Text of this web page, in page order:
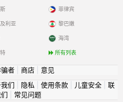
利亚
菲律宾
黎巴嫩
海湾
所有列表
者| 商店| 意见
们 隐私 使用条款| 儿童安全| 联
常见问题